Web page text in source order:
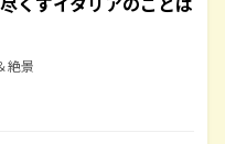
絶景